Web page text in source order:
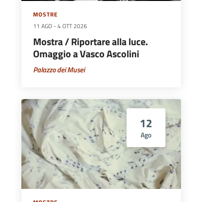
MOSTRE
11 AGO -4 OTT 2026
Mostra / Riportare alla luce.
Omaggio a Vasco Ascolini
Palazzo dei Musei
12
Ago